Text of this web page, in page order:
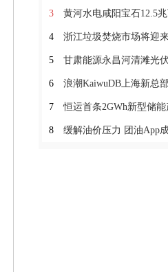
3 黄河水电咸阳宝石12.5兆瓦分布
4 浙江垃圾焚烧市场将迎
5 甘肃能源永昌河清滩光伏
6 浪潮KaiwuDB上海新总部及“浪潮数据
7 恒运首条2GWh新型储
8 缓解油价压力 团油App